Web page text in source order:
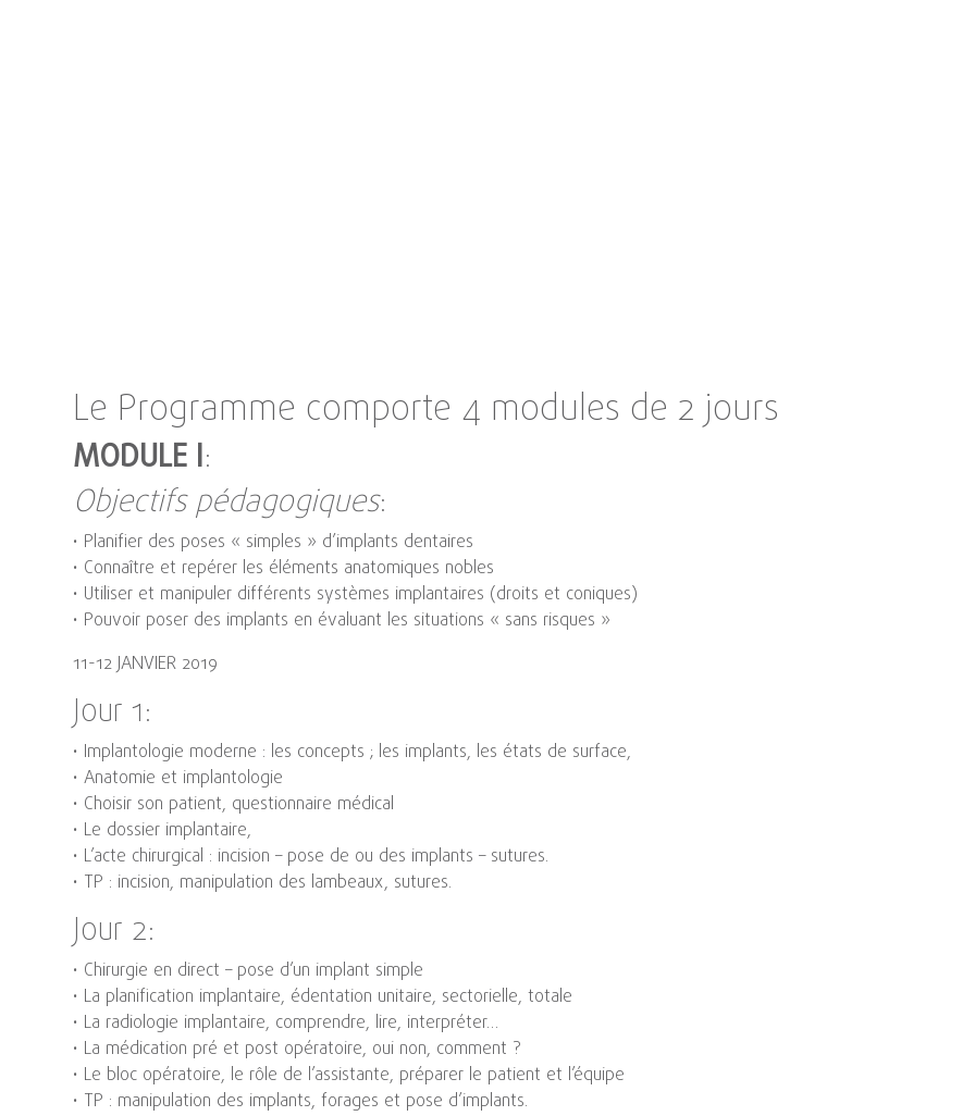
Le Programme comporte 4 modules de 2 jours
MODULE I:
Objectifs pédagogiques:
• Planifier des poses « simples » d’implants dentaires
• Connaître et repérer les éléments anatomiques nobles
• Utiliser et manipuler différents systèmes implantaires (droits et coniques)
• Pouvoir poser des implants en évaluant les situations « sans risques »
11-12 JANVIER 2019
Jour 1:
• Implantologie moderne : les concepts ; les implants, les états de surface,
• Anatomie et implantologie
• Choisir son patient, questionnaire médical
• Le dossier implantaire,
• L’acte chirurgical : incision – pose de ou des implants – sutures.
• TP : incision, manipulation des lambeaux, sutures.
Jour 2:
• Chirurgie en direct – pose d’un implant simple
• La planification implantaire, édentation unitaire, sectorielle, totale
• La radiologie implantaire, comprendre, lire, interpréter…
• La médication pré et post opératoire, oui non, comment ?
• Le bloc opératoire, le rôle de l’assistante, préparer le patient et l’équipe
• TP : manipulation des implants, forages et pose d’implants.